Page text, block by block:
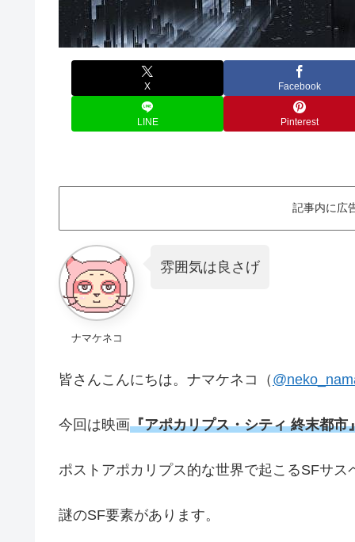
X Facebook
LINE Pinterest
記事内に広
ナマケネコ
雰囲気は良さげ
皆さんこんにちは。ナマケネコ（
今回は映画『アポカリプス・シティ 終末都市
ポストアポカリプス的な世界で起こるSFサス
謎のSF要素があります。